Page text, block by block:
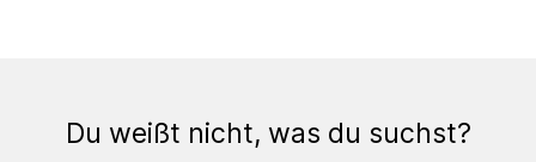
Du weißt nicht, was du suchst?